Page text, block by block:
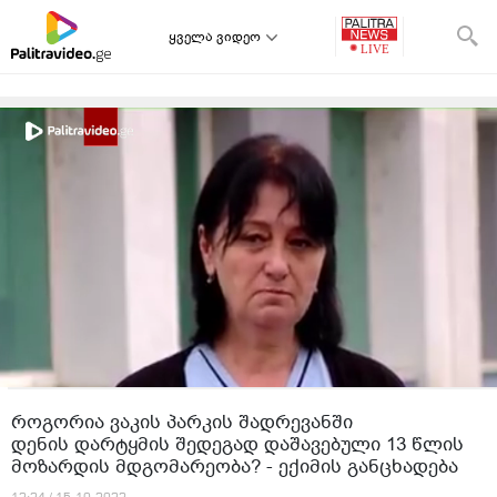
ყველა ვიდეო
როგორია ვაკის პარკის შადრევანში
დენის დარტყმის შედეგად დაშავებული 13 წლის
მოზარდის მდგომარეობა? - ექიმის განცხადება